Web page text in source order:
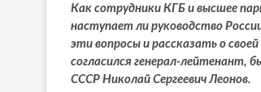
Как сотрудники КГБ и высшее
наступает ли руководство
эти вопросы и рассказать о
согласился генерал-лейтенант,
СССР Николай Сергеевич Леонов.